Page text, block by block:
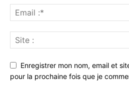
Enregistrer mon nom, email et
pour la prochaine fois que je